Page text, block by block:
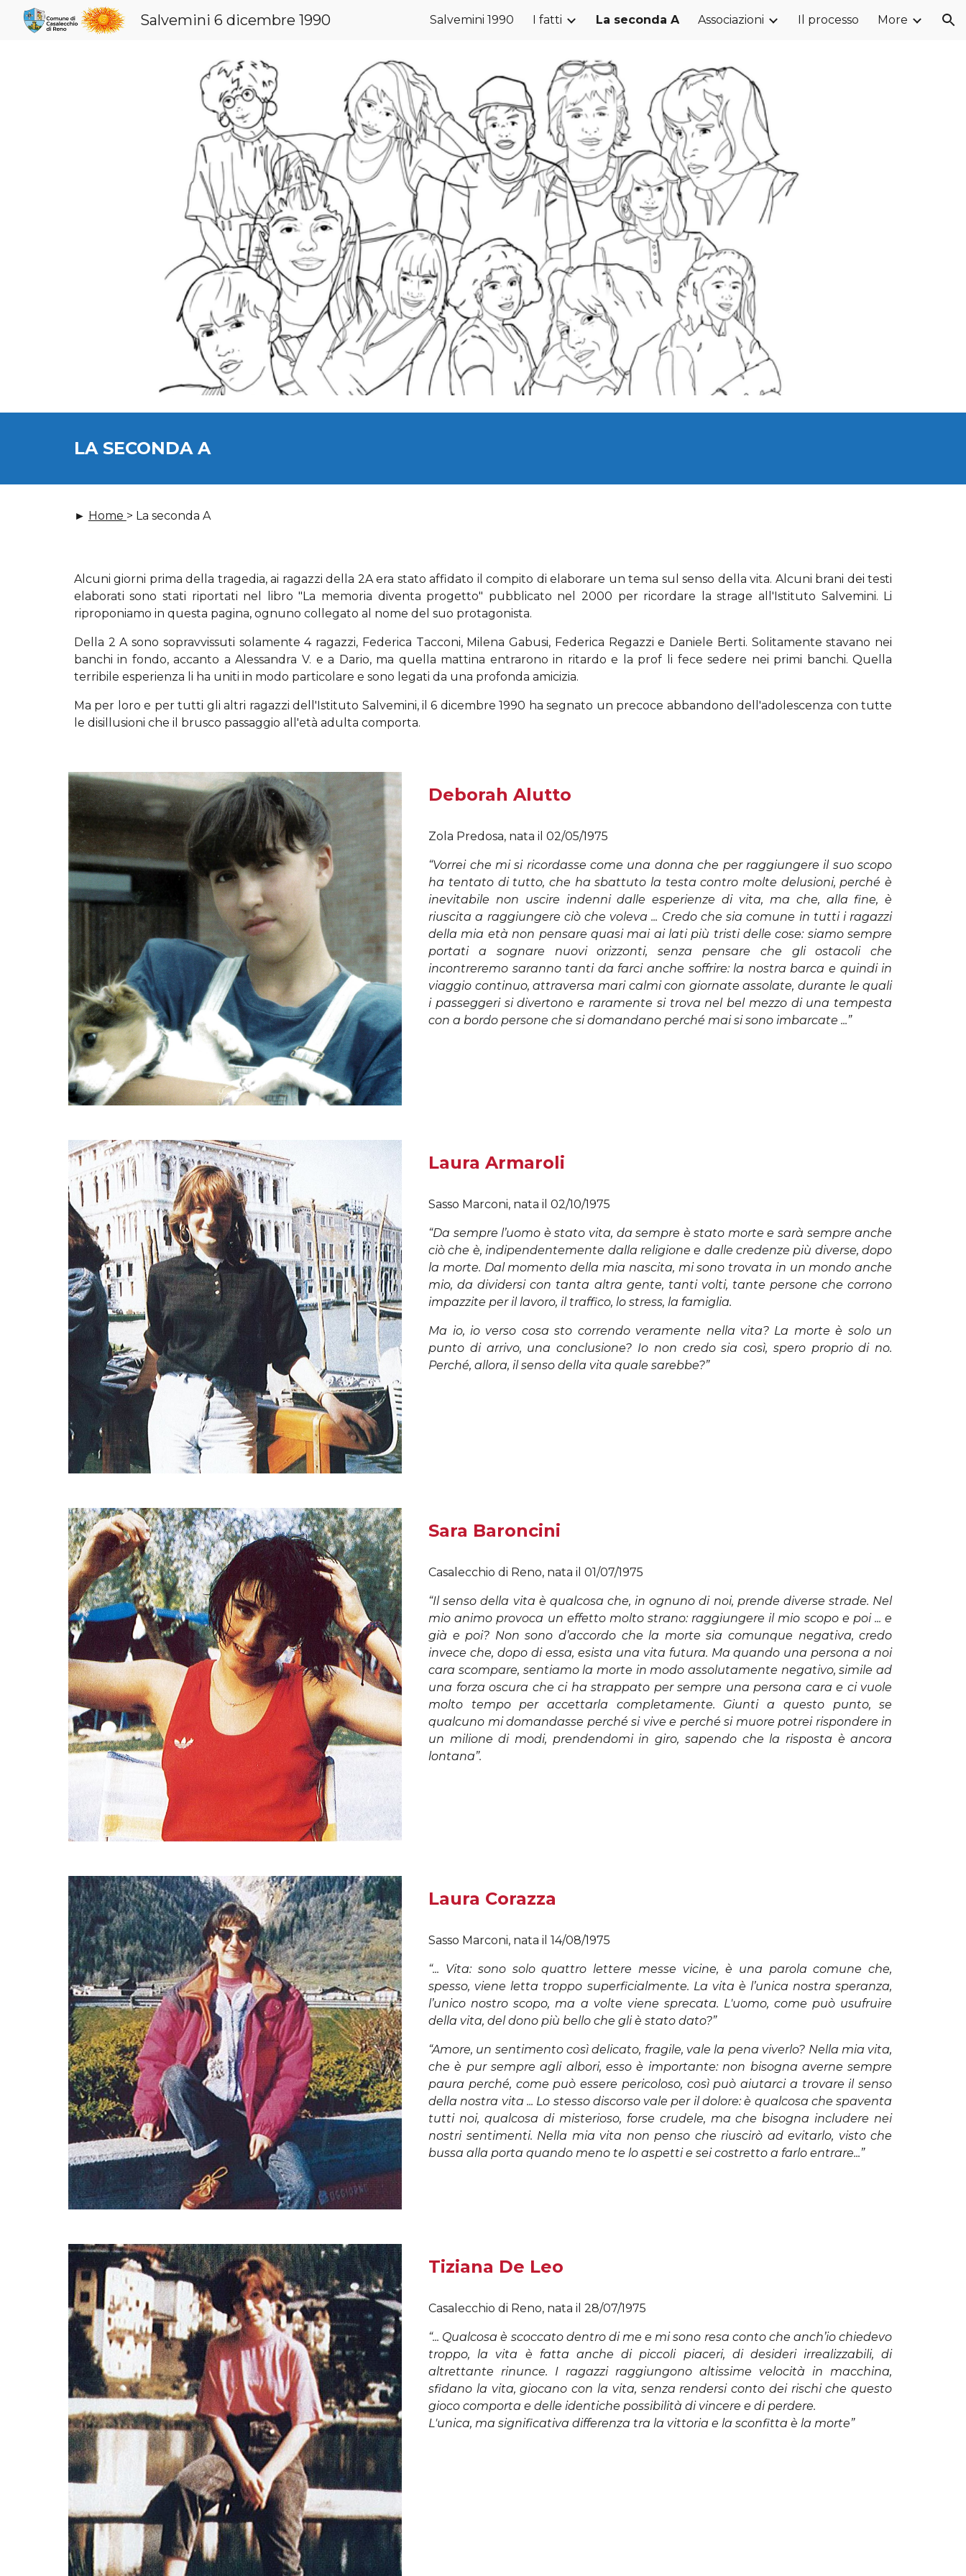
Skip to main content Skip to navigation
Salvemini 6 dicembre 1990 Salvemini 1990 I fatti La seconda A Associazioni Il processo More
LA SECONDA A
► Home > La seconda A
Alcuni giorni prima della tragedia, ai ragazzi della 2A era stato affidato il compito di elaborare un tema sul senso della vita. Alcuni brani dei testi
elaborati sono stati riportati nel libro "La memoria diventa progetto" pubblicato nel 2000 per ricordare la strage all'Istituto Salvemini. Li
riproponiamo in questa pagina, ognuno collegato al nome del suo protagonista.
Della 2 A sono sopravvissuti solamente 4 ragazzi, Federica Tacconi, Milena Gabusi, Federica Regazzi e Daniele Berti. Solitamente stavano nei
banchi in fondo, accanto a Alessandra V. e a Dario, ma quella mattina entrarono in ritardo e la prof li fece sedere nei primi banchi. Quella
terribile esperienza li ha uniti in modo particolare e sono legati da una profonda amicizia.
Ma per loro e per tutti gli altri ragazzi dell'Istituto Salvemini, il 6 dicembre 1990 ha segnato un precoce abbandono dell'adolescenza con tutte
le disillusioni che il brusco passaggio all'età adulta comporta.
Deborah Alutto
Zola Predosa, nata il 02/05/1975
“Vorrei che mi si ricordasse come una donna che per raggiungere il suo scopo
ha tentato di tutto, che ha sbattuto la testa contro molte delusioni, perché è
inevitabile non uscire indenni dalle esperienze di vita, ma che, alla fine, è
riuscita a raggiungere ciò che voleva ... Credo che sia comune in tutti i ragazzi
della mia età non pensare quasi mai ai lati più tristi delle cose: siamo sempre
portati a sognare nuovi orizzonti, senza pensare che gli ostacoli che
incontreremo saranno tanti da farci anche soffrire: la nostra barca e quindi in
viaggio continuo, attraversa mari calmi con giornate assolate, durante le quali
i passeggeri si divertono e raramente si trova nel bel mezzo di una tempesta
con a bordo persone che si domandano perché mai si sono imbarcate ...”
Laura Armaroli
Sasso Marconi, nata il 02/10/1975
“Da sempre l’uomo è stato vita, da sempre è stato morte e sarà sempre anche
ciò che è, indipendentemente dalla religione e dalle credenze più diverse, dopo
la morte. Dal momento della mia nascita, mi sono trovata in un mondo anche
mio, da dividersi con tanta altra gente, tanti volti, tante persone che corrono
impazzite per il lavoro, il traffico, lo stress, la famiglia.
Ma io, io verso cosa sto correndo veramente nella vita? La morte è solo un
punto di arrivo, una conclusione? Io non credo sia così, spero proprio di no.
Perché, allora, il senso della vita quale sarebbe?”
Sara Baroncini
Casalecchio di Reno, nata il 01/07/1975
“Il senso della vita è qualcosa che, in ognuno di noi, prende diverse strade. Nel
mio animo provoca un effetto molto strano: raggiungere il mio scopo e poi ... e
già e poi? Non sono d’accordo che la morte sia comunque negativa, credo
invece che, dopo di essa, esista una vita futura. Ma quando una persona a noi
cara scompare, sentiamo la morte in modo assolutamente negativo, simile ad
una forza oscura che ci ha strappato per sempre una persona cara e ci vuole
molto tempo per accettarla completamente. Giunti a questo punto, se
qualcuno mi domandasse perché si vive e perché si muore potrei rispondere in
un milione di modi, prendendomi in giro, sapendo che la risposta è ancora
lontana”.
Laura Corazza
Sasso Marconi, nata il 14/08/1975
“... Vita: sono solo quattro lettere messe vicine, è una parola comune che,
spesso, viene letta troppo superficialmente. La vita è l’unica nostra speranza,
l’unico nostro scopo, ma a volte viene sprecata. L'uomo, come può usufruire
della vita, del dono più bello che gli è stato dato?”
“Amore, un sentimento così delicato, fragile, vale la pena viverlo? Nella mia vita,
che è pur sempre agli albori, esso è importante: non bisogna averne sempre
paura perché, come può essere pericoloso, così può aiutarci a trovare il senso
della nostra vita ... Lo stesso discorso vale per il dolore: è qualcosa che spaventa
tutti noi, qualcosa di misterioso, forse crudele, ma che bisogna includere nei
nostri sentimenti. Nella mia vita non penso che riuscirò ad evitarlo, visto che
bussa alla porta quando meno te lo aspetti e sei costretto a farlo entrare...”
Tiziana De Leo
Casalecchio di Reno, nata il 28/07/1975
“... Qualcosa è scoccato dentro di me e mi sono resa conto che anch’io chiedevo
troppo, la vita è fatta anche di piccoli piaceri, di desideri irrealizzabili, di
altrettante rinunce. I ragazzi raggiungono altissime velocità in macchina,
sfidano la vita, giocano con la vita, senza rendersi conto dei rischi che questo
gioco comporta e delle identiche possibilità di vincere e di perdere.
L'unica, ma significativa differenza tra la vittoria e la sconfitta è la morte”